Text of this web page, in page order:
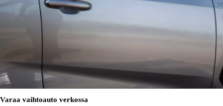
Varaa vaihtoauto verkossa